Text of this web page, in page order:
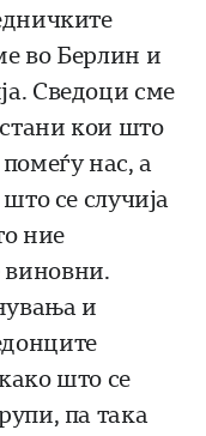
во Берлин и
Сведоци сме
кои што
нас, а
се случија
ние
виновни.
и
што се
па така